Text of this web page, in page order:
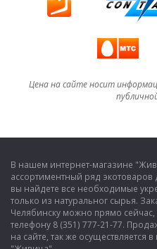
Цена на сайте носит
В нашем интернет-магазине
ассортиментный ряд
вы найдете все необходимые
только из натуральног сырья.
Челябинску можно прямо
телефону 8 (351) 777-21-77.
на сайте, так же осуществляется